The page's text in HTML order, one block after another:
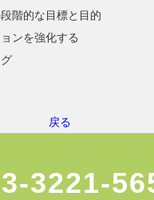
階的な目標と目的
ンを強化する
戻る
3221-